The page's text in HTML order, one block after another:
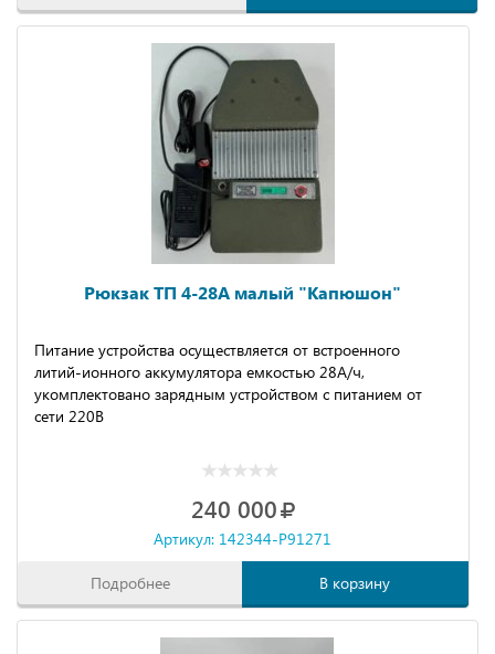
Рюкзак ТП 4-28А малый "Капюшон"
Питание устройства осуществляется от встроенного
литий-ионного аккумулятора емкостью 28А/ч,
укомплектовано зарядным устройством с питанием от
сети 220В
240 000
Артикул: 142344-P91271
Подробнее В корзину